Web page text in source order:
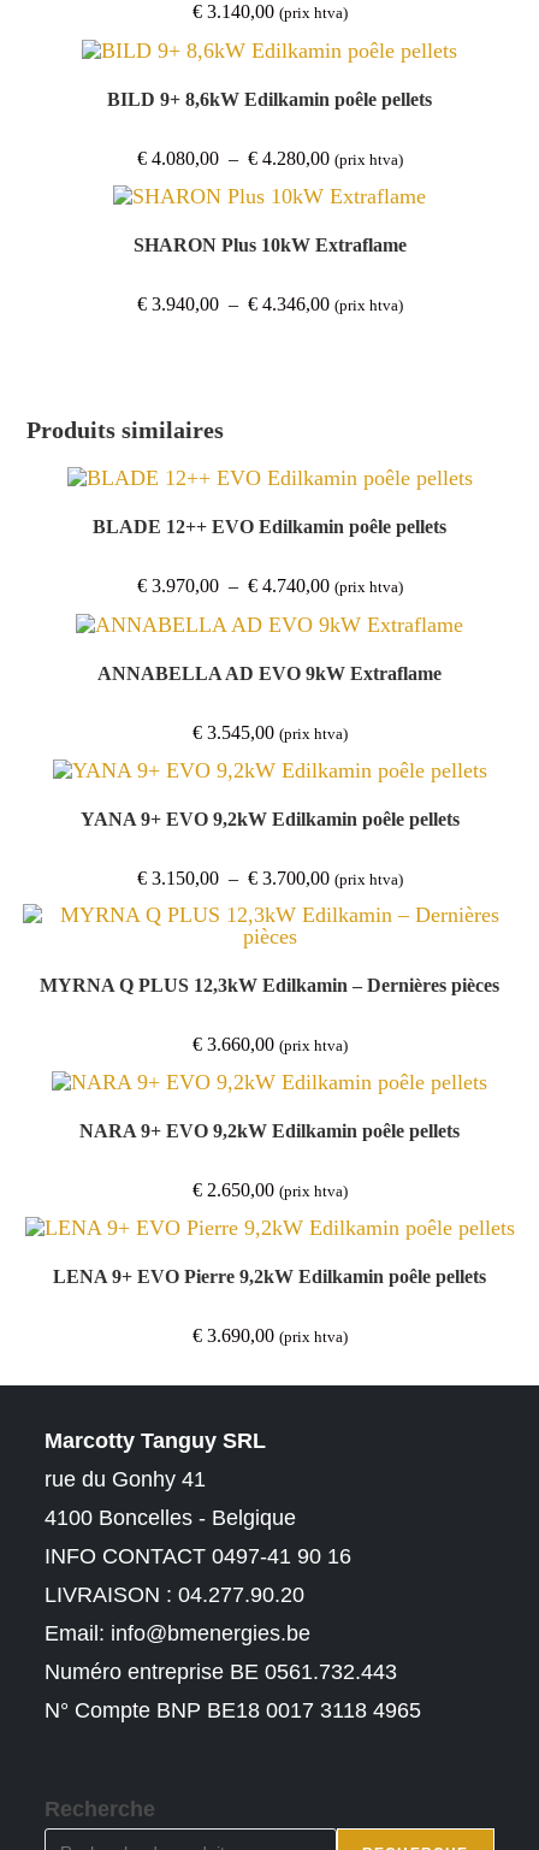
€3.140,00 (prix htva)
BILD 9+ 8,6kW Edilkamin poêle pellets
€4.080,00 – €4.280,00Plage
de
prix :
€ 4.080,00
€ 4.280,00
(prix htva)
SHARON Plus 10kW Extraflame
€3.940,00 – €4.346,00Plage
de
(prix htva)
Produits similaires
BLADE 12++ EVO Edilkamin poêle pellets
€3.970,00 – €4.740,00Plage
de
prix :
€ 3.970,00
€ 4.740,00
(prix htva)
ANNABELLA AD EVO 9kW Extraflame
€3.545,00 (prix htva)
YANA 9+ EVO 9,2kW Edilkamin poêle pellets
€3.150,00 – €3.700,00Plage
de
prix :
€ 3.150,00
(prix htva)
MYRNA Q PLUS 12,3kW Edilkamin – Dernières pièces
€3.660,00 (prix htva)
NARA 9+ EVO 9,2kW Edilkamin poêle pellets
€2.650,00 (prix htva)
LENA 9+ EVO Pierre 9,2kW Edilkamin poêle pellets
€3.690,00 (prix htva)
Marcotty Tanguy SRL
rue du Gonhy 41
4100 Boncelles - Belgique
INFO CONTACT 0497-41 90 16
LIVRAISON : 04.277.90.20
Email: info@bmenergies.be
Numéro entreprise BE 0561.732.443
N° Compte BNP BE18 0017 3118 4965
Recherche